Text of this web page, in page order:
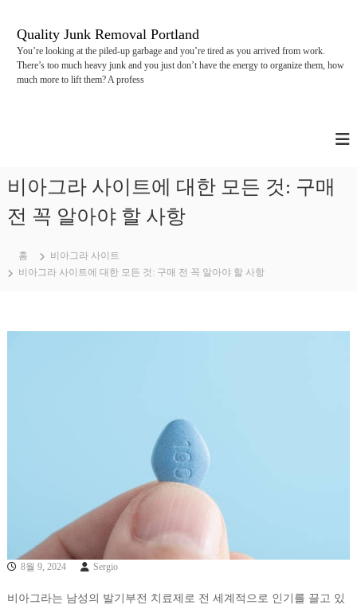
Quality Junk Removal Portland
You’re looking at the piled-up garbage and you’re tired as you arrived from work.
There’s too much heavy junk and you just don’t have the energy to organize them, how
much more to lift them? A profess
비아그라 사이트에 대한 모든 것: 구매
전 꼭 알아야 할 사항
홈
비아그라 사이트
비아그라 사이트에 대한 모든 것: 구매 전 꼭 알아야 할 사항
8월 9, 2024 Sergio
비아그라는 남성의 발기부전 치료제로 전 세계적으로 인기를 끌고 있